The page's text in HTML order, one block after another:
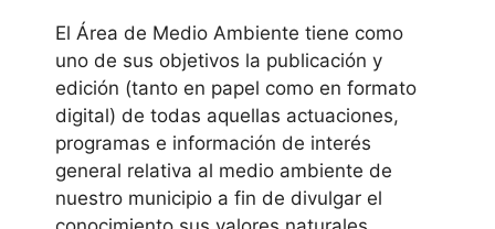
El Área de Medio Ambiente tiene como
uno de sus objetivos la publicación y
edición (tanto en papel como en formato
digital) de todas aquellas actuaciones,
programas e información de interés
general relativa al medio ambiente de
nuestro municipio a fin de divulgar el